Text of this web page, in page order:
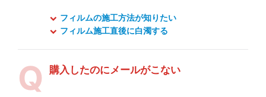
フィルムの施工方法が知りたい
フィルム施工直後に白濁する
購入したのにメールがこない